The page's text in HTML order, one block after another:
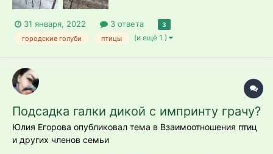
31 января, 2022 3 ответа 3
городские голуби птицы (и ещё 1 )
Подсадка галки дикой с импринту грачу?
Юлия Егорова опубликовал тема в Взаимоотношения птиц
и других членов семьи